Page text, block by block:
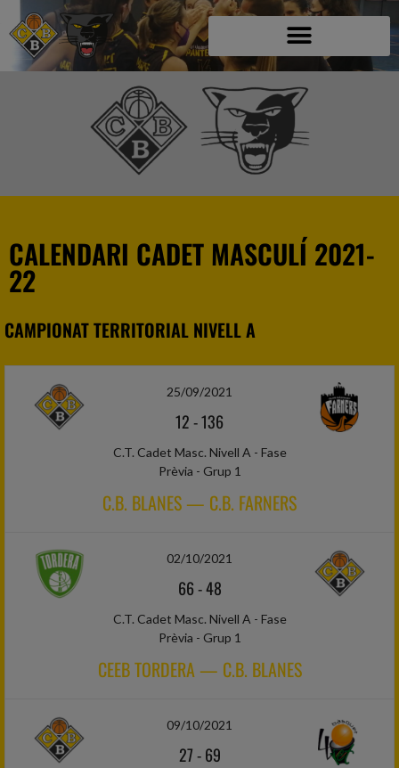
CALENDARI CADET MASCULÍ 2021-
22
CAMPIONAT TERRITORIAL NIVELL A
25/09/2021
12-136
C.T. Cadet Masc. Nivell A - Fase
Prèvia - Grup 1
C.B. BLANES — C.B. FARNERS
02/10/2021
66-48
C.T. Cadet Masc. Nivell A - Fase
Prèvia - Grup 1
CEEB TORDERA — C.B. BLANES
09/10/2021
27-69